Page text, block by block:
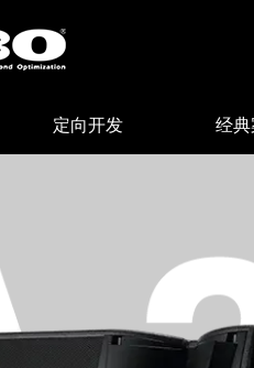
定向开发 经